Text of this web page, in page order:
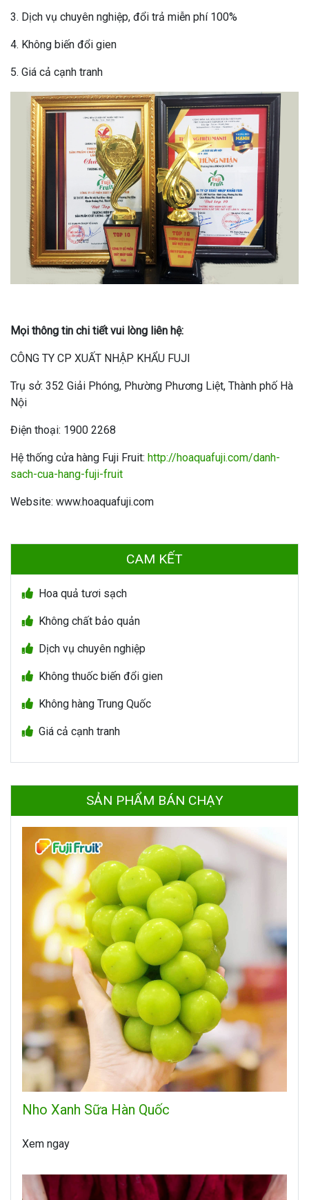
3. Dịch vụ chuyên nghiệp, đổi trả miễn phí 100%
4. Không biến đổi gien
5. Giá cả cạnh tranh
Mọi thông tin chi tiết vui lòng liên hệ:
CÔNG TY CP XUẤT NHẬP KHẨU FUJI
Trụ sở: 352 Giải Phóng, Phường Phương Liệt, Thành phố Hà
Nội
Điện thoại: 1900 2268
Hệ thống cửa hàng Fuji Fruit: http://hoaquafuji.com/danh-
sach-cua-hang-fuji-fruit
Website: www.hoaquafuji.com
CAM KẾT
Hoa quả tươi sạch
Không chất bảo quản
Dịch vụ chuyên nghiệp
Không thuốc biến đổi gien
Không hàng Trung Quốc
Giá cả cạnh tranh
SẢN PHẨM BÁN CHẠY
Nho Xanh Sữa Hàn Quốc
Xem ngay